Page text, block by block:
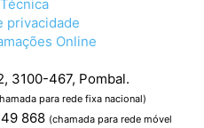
privacidade
Online
3100-467, Pombal.
para rede fixa nacional)
868 (chamada para rede móvel